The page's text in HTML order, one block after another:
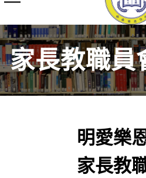
家長教職員
明愛樂
家長教